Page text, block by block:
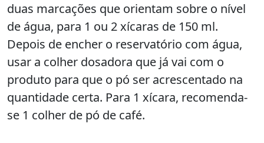
duas marcações que orientam sobre o nível
de água, para 1 ou 2 xícaras de 150 ml.
Depois de encher o reservatório com água,
usar a colher dosadora que já vai com o
produto para que o pó ser acrescentado na
quantidade certa. Para 1 xícara, recomenda-
se 1 colher de pó de café.